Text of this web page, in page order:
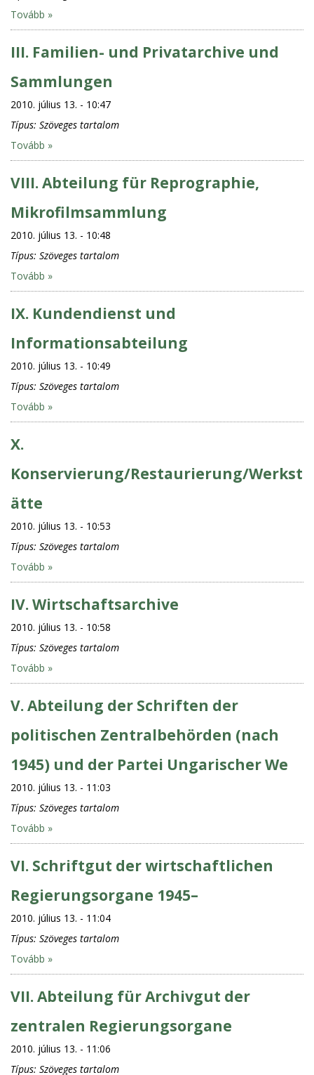
Tovább »
III. Familien- und Privatarchive und
Sammlungen
2010. július 13. - 10:47
Típus: Szöveges tartalom
Tovább »
VIII. Abteilung für Reprographie,
Mikrofilmsammlung
2010. július 13. - 10:48
Típus: Szöveges tartalom
Tovább »
IX. Kundendienst und
Informationsabteilung
2010. július 13. - 10:49
Típus: Szöveges tartalom
Tovább »
X.
Konservierung/Restaurierung/Werkst
ätte
2010. július 13. - 10:53
Típus: Szöveges tartalom
Tovább »
IV. Wirtschaftsarchive
2010. július 13. - 10:58
Típus: Szöveges tartalom
Tovább »
V. Abteilung der Schriften der
politischen Zentralbehörden (nach
1945) und der Partei Ungarischer We
2010. július 13. - 11:03
Típus: Szöveges tartalom
Tovább »
VI. Schriftgut der wirtschaftlichen
Regierungsorgane 1945–
2010. július 13. - 11:04
Típus: Szöveges tartalom
Tovább »
VII. Abteilung für Archivgut der
zentralen Regierungsorgane
2010. július 13. - 11:06
Típus: Szöveges tartalom